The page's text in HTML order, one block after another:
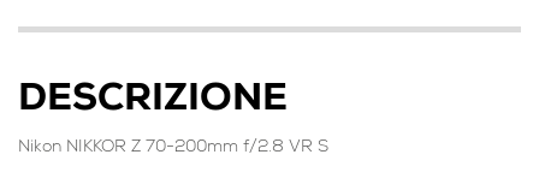
DESCRIZIONE
Nikon NIKKOR Z 70-200mm f/2.8 VR S